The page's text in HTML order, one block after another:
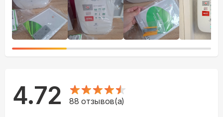
4.72 88 отзывов(а)